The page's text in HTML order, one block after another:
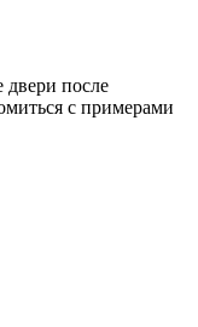
двери после
с примерами